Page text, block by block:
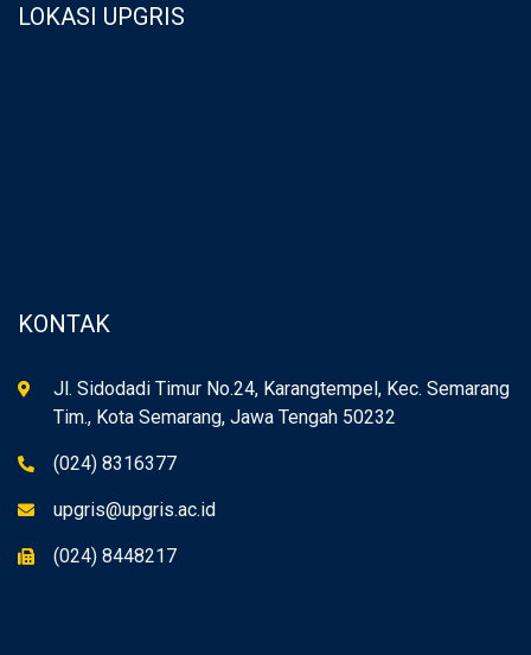
LOKASI UPGRIS
KONTAK
Jl. Sidodadi Timur No.24, Karangtempel, Kec. Semarang
Tim., Kota Semarang, Jawa Tengah 50232
(024) 8316377
upgris@upgris.ac.id
(024) 8448217